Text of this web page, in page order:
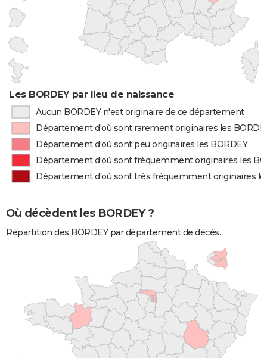
Les BORDEY par lieu de naissance
Aucun BORDEY n'est originaire de ce département
Département d'où sont rarement originaires les
Département d'où sont peu originaires les BORDEY
Département d'où sont fréquemment originaires les
Département d'où sont très fréquemment originaires
Où décèdent les BORDEY ?
Répartition des BORDEY par département de décès.